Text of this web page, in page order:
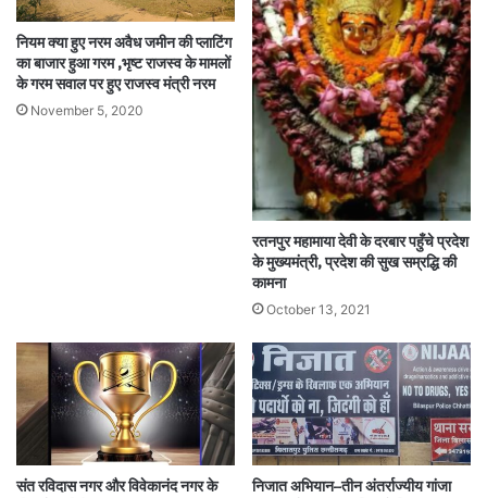
नियम क्या हुए नरम अवैध जमीन की प्लाटिंग
का बाजार हुआ गरम ,भृष्ट राजस्व के मामलों
के गरम सवाल पर हुए राजस्व मंत्री नरम
November 5, 2020
रतनपुर महामाया देवी के दरबार पहुँचे प्रदेश
के मुख्यमंत्री, प्रदेश की सुख सम्रद्धि की
कामना
October 13, 2021
संत रविदास नगर और विवेकानंद नगर के
निजात अभियान–तीन अंतर्राज्यीय गांजा